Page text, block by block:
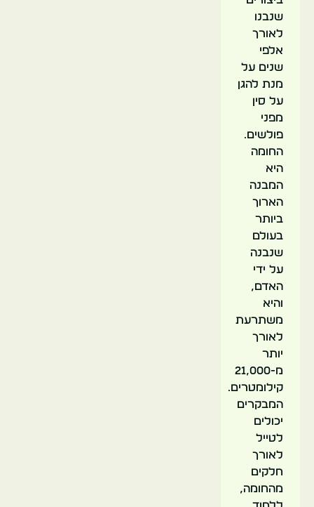
שנבנו
לאורך
אלפי
שנים על
מנת להגן
על סין
מפני
פולשים.
החומה
היא
המבנה
הארוך
ביותר
בעולם
שנבנה
על ידי
האדם,
והיא
משתרעת
לאורך
יותר
מ-21,000
קילומטרים.
המבקרים
יכולים
לטייל
לאורך
חלקים
מהחומה,